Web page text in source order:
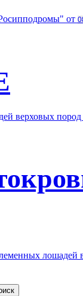
от
верховых
лошадей